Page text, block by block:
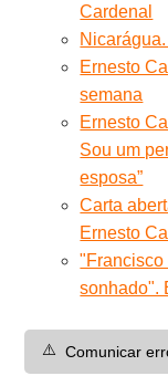
Cardenal
Ernesto
semana
Ernesto
Sou um
esposa”
Carta
Ernesto
"Francisco
sonhado".
⚠️ Comunicar